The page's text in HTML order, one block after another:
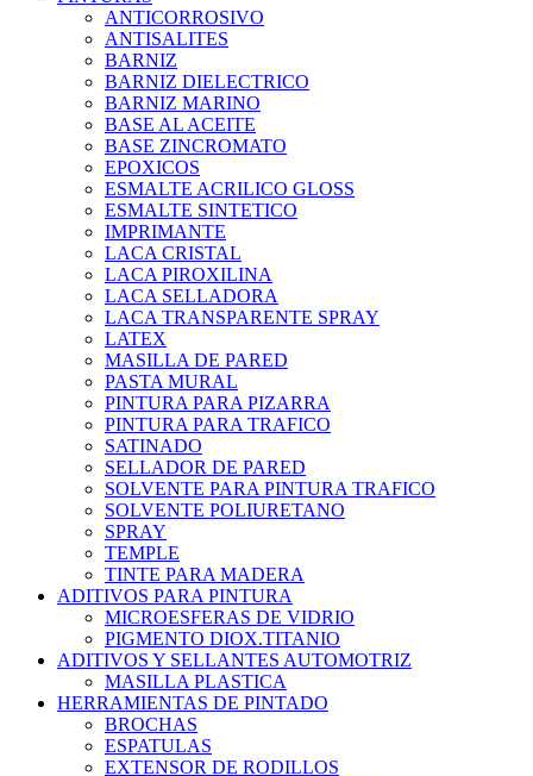
ANTICORROSIVO
ANTISALITES
BARNIZ
BARNIZ DIELECTRICO
BARNIZ MARINO
BASE AL ACEITE
BASE ZINCROMATO
EPOXICOS
ESMALTE ACRILICO GLOSS
ESMALTE SINTETICO
IMPRIMANTE
LACA CRISTAL
LACA PIROXILINA
LACA SELLADORA
LACA TRANSPARENTE SPRAY
LATEX
MASILLA DE PARED
PASTA MURAL
PINTURA PARA PIZARRA
PINTURA PARA TRAFICO
SATINADO
SELLADOR DE PARED
SOLVENTE PARA PINTURA TRAFICO
SOLVENTE POLIURETANO
SPRAY
TEMPLE
TINTE PARA MADERA
ADITIVOS PARA PINTURA
MICROESFERAS DE VIDRIO
PIGMENTO DIOX.TITANIO
ADITIVOS Y SELLANTES AUTOMOTRIZ
MASILLA PLASTICA
HERRAMIENTAS DE PINTADO
BROCHAS
ESPATULAS
EXTENSOR DE RODILLOS